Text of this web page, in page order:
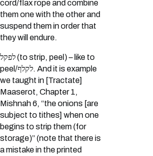
cord/flax rope and combine
them one with the other and
suspend them in order that
they will endure.
לפקל (to strip, peel) – like to
peel/לקלף. And it is example
we taught in [Tractate]
Maaserot, Chapter 1,
Mishnah 6, “the onions [are
subject to tithes] when one
begins to strip them (for
storage)” (note that there is
a mistake in the printed